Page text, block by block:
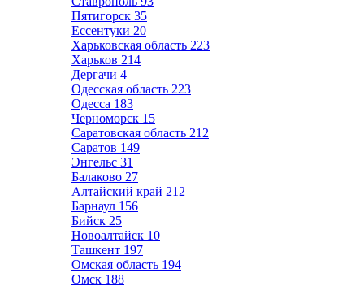
Пятигорск 35
Ессентуки 20
Харьковская область 223
Харьков 214
Дергачи 4
Одесская область 223
Одесса 183
Черноморск 15
Саратовская область 212
Саратов 149
Энгельс 31
Балаково 27
Алтайский край 212
Барнаул 156
Бийск 25
Новоалтайск 10
Ташкент 197
Омская область 194
Омск 188